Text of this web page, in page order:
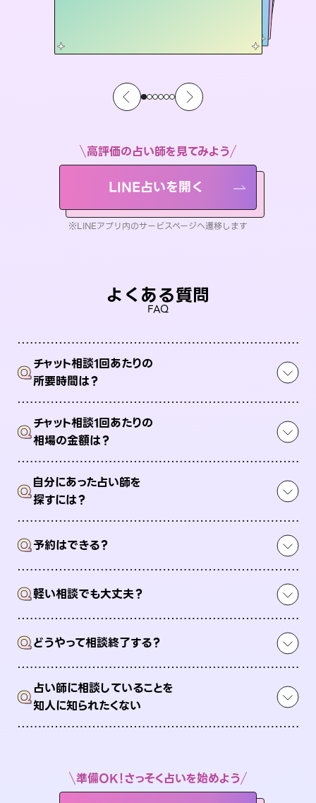
高評価の占い師を見てみよう
LINE占いを開く
※LINEアプリ内のサービスページへ遷移します
よくある質問
FAQ
Qチャット相談1回あたりの
所要時間は？
Qチャット相談1回あたりの
相場の金額は？
Q自分にあった占い師を
探すには？
Q予約はできる？
Q軽い相談でも大丈夫？
Qどうやって相談終了する？
Q占い師に相談していることを
知人に知られたくない
準備OK！さっそく占いを始めよう